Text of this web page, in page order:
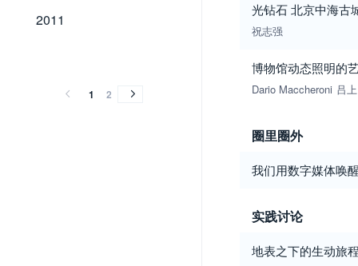
2011
2011
1 2
光钻石 北京中海古
祝志强
博物馆动态照明的
Dario Maccheroni 吕上
圈里圈外
我们用数字媒体唤
实践讨论
地表之下的生动旅